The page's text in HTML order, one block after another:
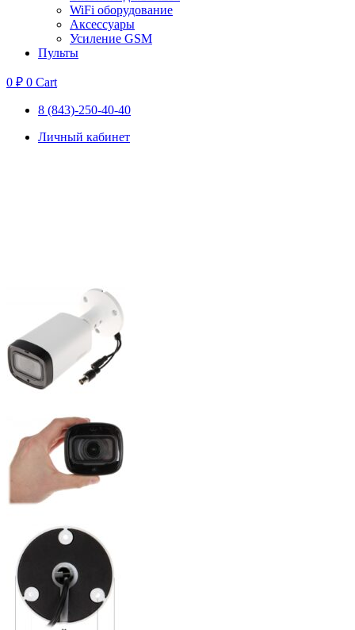
WiFi оборудование
Аксессуары
Усиление GSM
Пульты
0 ₽ 0 Cart
8 (843)-250-40-40
Личный кабинет